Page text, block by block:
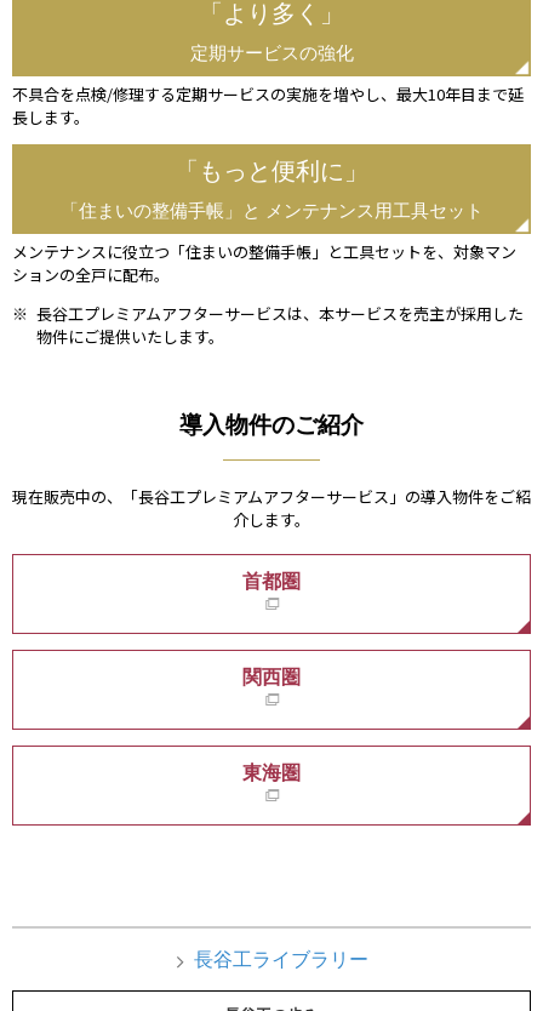
「より多く」
定期サービスの強化
不具合を点検/修理する定期サービスの実施を増やし、最大10年目まで延
長します。
「もっと便利に」
「住まいの整備手帳」と メンテナンス用工具セット
メンテナンスに役立つ「住まいの整備手帳」と工具セットを、対象マン
ションの全戸に配布。
※ 長谷工プレミアムアフターサービスは、本サービスを売主が採用した
物件にご提供いたします。
導入物件のご紹介
現在販売中の、「長谷工プレミアムアフターサービス」の導入物件をご紹
介します。
首都圏
関西圏
東海圏
長谷工ライブラリー